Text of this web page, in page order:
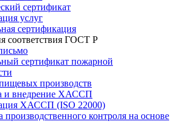
сертификат
услуг
сертификация
соответствия ГОСТ Р
сертификат пожарной
производств
и внедрение ХАССП
ХАССП (ISO 22000)
контроля на основе